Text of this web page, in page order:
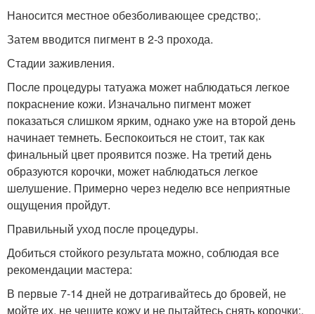
Наносится местное обезболивающее средство;.
Затем вводится пигмент в 2-3 прохода.
Стадии заживления.
После процедуры татуажа может наблюдаться легкое
покраснение кожи. Изначально пигмент может
показаться слишком ярким, однако уже на второй день
начинает темнеть. Беспокоиться не стоит, так как
финальный цвет проявится позже. На третий день
образуются корочки, может наблюдаться легкое
шелушение. Примерно через неделю все неприятные
ощущения пройдут.
Правильный уход после процедуры.
Добиться стойкого результата можно, соблюдая все
рекомендации мастера:
В первые 7-14 дней не дотрагивайтесь до бровей, не
мойте их, не чешите кожу и не пытайтесь снять корочки;.